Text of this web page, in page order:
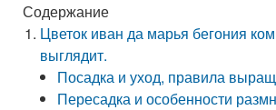
Содержание
Цветок иван да марья бегония
выглядит.
Посадка и уход, правила
Пересадка и особенности